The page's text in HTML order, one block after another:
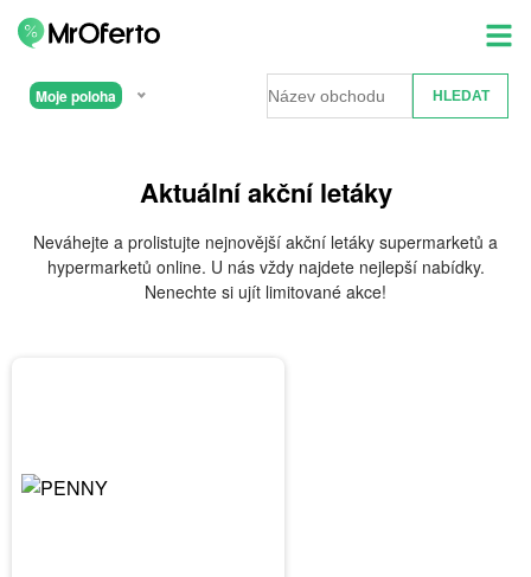
Moje poloha
Aktuální akční letáky
Neváhejte a prolistujte nejnovější akční letáky supermarketů a
hypermarketů online. U nás vždy najdete nejlepší nabídky.
Nenechte si ujít limitované akce!